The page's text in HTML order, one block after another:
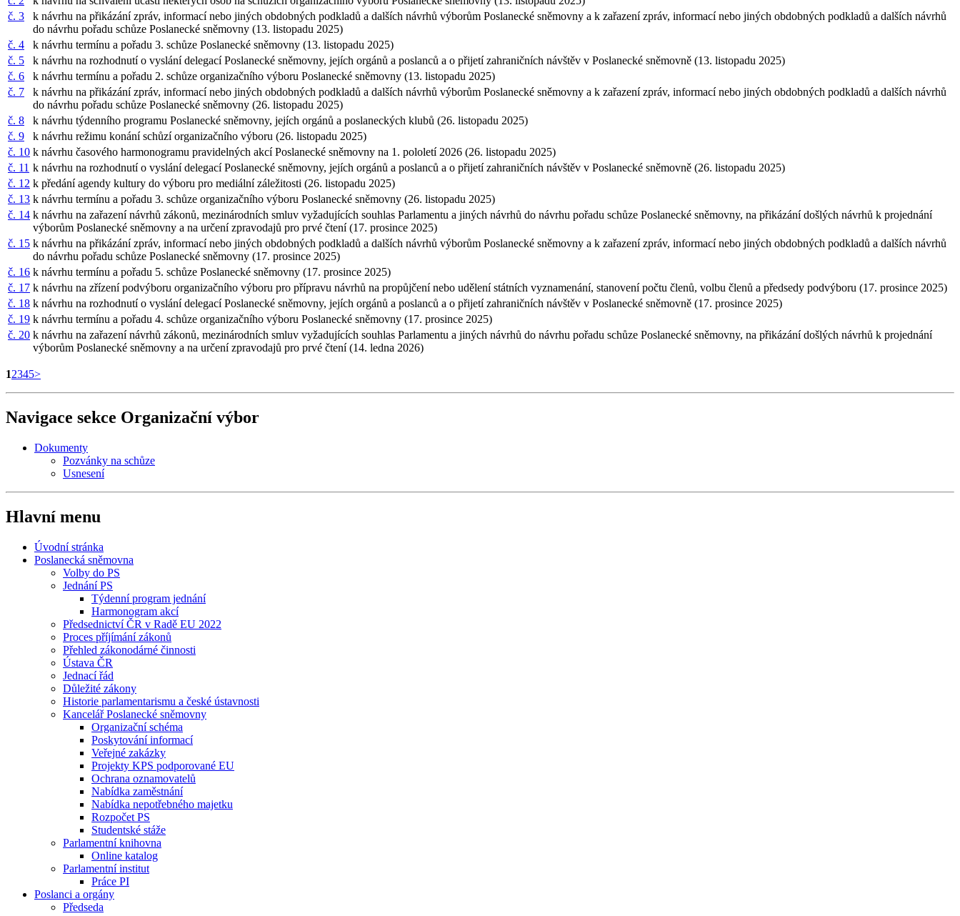
č. 3
k návrhu na přikázání zpráv, informací nebo jiných obdobných podkladů a dalších návrhů výborům Poslanecké sněmovny a k zařazení zpráv, informací nebo jiných obdobných podkladů a dalších návrhů
do návrhu pořadu schůze Poslanecké sněmovny (13. listopadu 2025)
č. 4
k návrhu termínu a pořadu 3. schůze Poslanecké sněmovny (13. listopadu 2025)
č. 5
k návrhu na rozhodnutí o vyslání delegací Poslanecké sněmovny, jejích orgánů a poslanců a o přijetí zahraničních návštěv v Poslanecké sněmovně (13. listopadu 2025)
č. 6
k návrhu termínu a pořadu 2. schůze organizačního výboru Poslanecké sněmovny (13. listopadu 2025)
č. 7
k návrhu na přikázání zpráv, informací nebo jiných obdobných podkladů a dalších návrhů výborům Poslanecké sněmovny a k zařazení zpráv, informací nebo jiných obdobných podkladů a dalších návrhů
do návrhu pořadu schůze Poslanecké sněmovny (26. listopadu 2025)
č. 8
k návrhu týdenního programu Poslanecké sněmovny, jejích orgánů a poslaneckých klubů (26. listopadu 2025)
č. 9
k návrhu režimu konání schůzí organizačního výboru (26. listopadu 2025)
č. 10 k návrhu časového harmonogramu pravidelných akcí Poslanecké sněmovny na 1. pololetí 2026 (26. listopadu 2025)
č. 11 k návrhu na rozhodnutí o vyslání delegací Poslanecké sněmovny, jejích orgánů a poslanců a o přijetí zahraničních návštěv v Poslanecké sněmovně (26. listopadu 2025)
č. 12 k předání agendy kultury do výboru pro mediální záležitosti (26. listopadu 2025)
č. 13 k návrhu termínu a pořadu 3. schůze organizačního výboru Poslanecké sněmovny (26. listopadu 2025)
č. 14 k návrhu na zařazení návrhů zákonů, mezinárodních smluv vyžadujících souhlas Parlamentu a jiných návrhů do návrhu pořadu schůze Poslanecké sněmovny, na přikázání došlých návrhů k projednání
výborům Poslanecké sněmovny a na určení zpravodajů pro prvé čtení (17. prosince 2025)
č. 15 k návrhu na přikázání zpráv, informací nebo jiných obdobných podkladů a dalších návrhů výborům Poslanecké sněmovny a k zařazení zpráv, informací nebo jiných obdobných podkladů a dalších návrhů
do návrhu pořadu schůze Poslanecké sněmovny (17. prosince 2025)
č. 16 k návrhu termínu a pořadu 5. schůze Poslanecké sněmovny (17. prosince 2025)
č. 17 k návrhu na zřízení podvýboru organizačního výboru pro přípravu návrhů na propůjčení nebo udělení státních vyznamenání, stanovení počtu členů, volbu členů a předsedy podvýboru (17. prosince 2025)
č. 18 k návrhu na rozhodnutí o vyslání delegací Poslanecké sněmovny, jejích orgánů a poslanců a o přijetí zahraničních návštěv v Poslanecké sněmovně (17. prosince 2025)
č. 19 k návrhu termínu a pořadu 4. schůze organizačního výboru Poslanecké sněmovny (17. prosince 2025)
č. 20 k návrhu na zařazení návrhů zákonů, mezinárodních smluv vyžadujících souhlas Parlamentu a jiných návrhů do návrhu pořadu schůze Poslanecké sněmovny, na přikázání došlých návrhů k projednání
výborům Poslanecké sněmovny a na určení zpravodajů pro prvé čtení (14. ledna 2026)
12345>
Navigace sekce Organizační výbor
Dokumenty
Pozvánky na schůze
Usnesení
Hlavní menu
Úvodní stránka
Poslanecká sněmovna
Volby do PS
Jednání PS
Týdenní program jednání
Harmonogram akcí
Předsednictví ČR v Radě EU 2022
Proces příjímání zákonů
Přehled zákonodárné činnosti
Ústava ČR
Jednací řád
Důležité zákony
Historie parlamentarismu a české ústavnosti
Kancelář Poslanecké sněmovny
Organizační schéma
Poskytování informací
Veřejné zakázky
Projekty KPS podporované EU
Ochrana oznamovatelů
Nabídka zaměstnání
Nabídka nepotřebného majetku
Rozpočet PS
Studentské stáže
Parlamentní knihovna
Online katalog
Parlamentní institut
Práce PI
Poslanci a orgány
Předseda